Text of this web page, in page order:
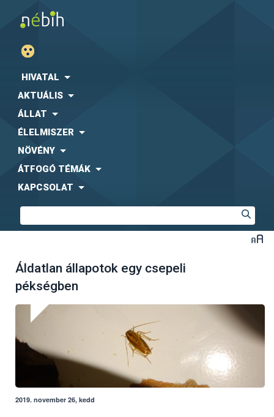
HIVATAL
AKTUÁLIS
ÁLLAT
ÉLELMISZER
NÖVÉNY
ÁTFOGÓ TÉMÁK
KAPCSOLAT
Áldatlan állapotok egy csepeli
pékségben
2019. november 26, kedd